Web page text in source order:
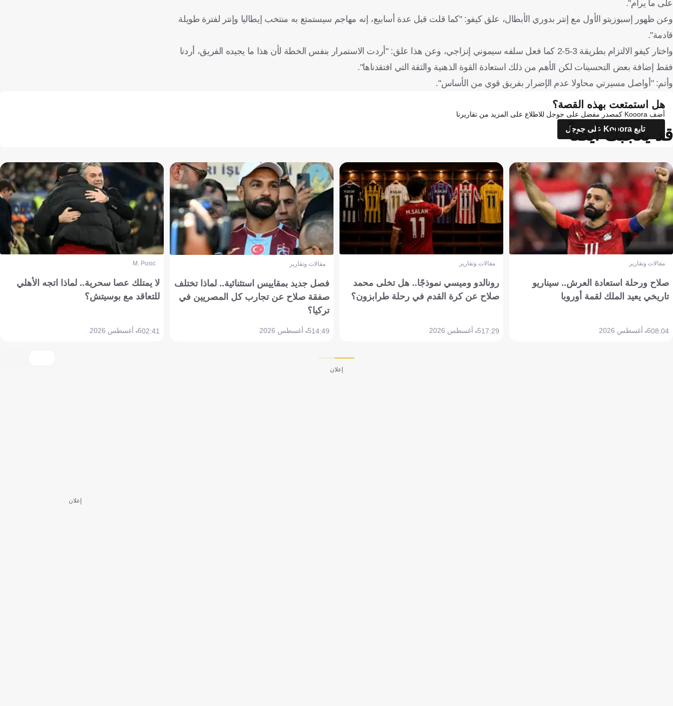
على ما يرام".
وعن ظهور إسبوزيتو الأول مع إنتر بدوري الأبطال، علق كيفو: "كما قلت قبل عدة أسابيع، إنه مهاجم سيستمتع به منتخب إيطاليا وإنتر لفترة طويلة
قادمة".
واختار كيفو الالتزام بطريقة 3-5-2 كما فعل سلفه سيموني إنزاجي، وعن هذا علق: "أردت الاستمرار بنفس الخطة لأن هذا ما يجيده الفريق، أردنا
فقط إضافة بعض التحسينات لكن الأهم من ذلك استعادة القوة الذهنية والثقة التي افتقدناها".
وأتم: "أواصل مسيرتي محاولا عدم الإضرار بفريق قوي من الأساس".
هل استمتعت بهذه القصة؟
أضف Kooora كمصدر مفضل على جوجل للاطلاع على المزيد من تقاريرنا
تابع Kooora على جوجل
قد يعجبك أيضاً
مقالات وتقارير
صلاح ورحلة استعادة العرش.. سيناريو
تاريخي يعيد الملك لقمة أوروبا
08:046 أغسطس 2026
مقالات وتقارير
رونالدو وميسي نموذجًا.. هل تخلى محمد
صلاح عن كرة القدم في رحلة طرابزون؟
17:295 أغسطس 2026
مقالات وتقارير
فصل جديد بمقاييس استثنائية.. لماذا تختلف
صفقة صلاح عن تجارب كل المصريين في
تركيا؟
14:495 أغسطس 2026
M. Pusic
لا يمتلك عصا سحرية.. لماذا اتجه الأهلي
للتعاقد مع بوسيتش؟
02:416 أغسطس 2026
إعلان
إعلان